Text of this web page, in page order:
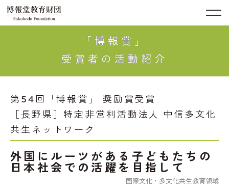
「博報賞」
受賞者の活動紹介
第54回「博報賞」 奨励賞受賞
［長野県］特定非営利活動法人 中信多文化
共生ネットワーク
外国にルーツがある子どもたちの
日本社会での活躍を目指して
国際文化・多文化共生教育領域